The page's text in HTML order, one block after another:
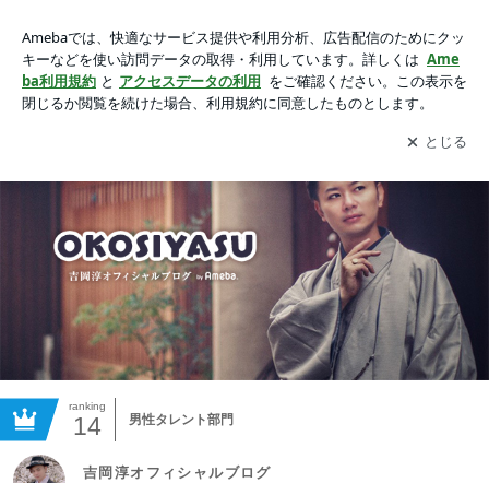
アプリをダウンロードして ブログの更新通知
を受け取りまし
ょう。
開く
ranking
14 男性タレント部門
吉岡淳オフィシャルブログ